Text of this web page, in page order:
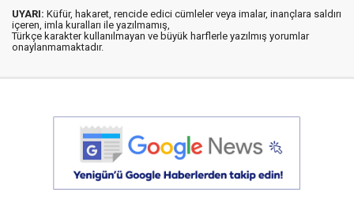
UYARI: Küfür, hakaret, rencide edici cümleler veya imalar, inançlara saldırı
içeren, imla kuralları ile yazılmamış,
Türkçe karakter kullanılmayan ve büyük harflerle yazılmış yorumlar
onaylanmamaktadır.